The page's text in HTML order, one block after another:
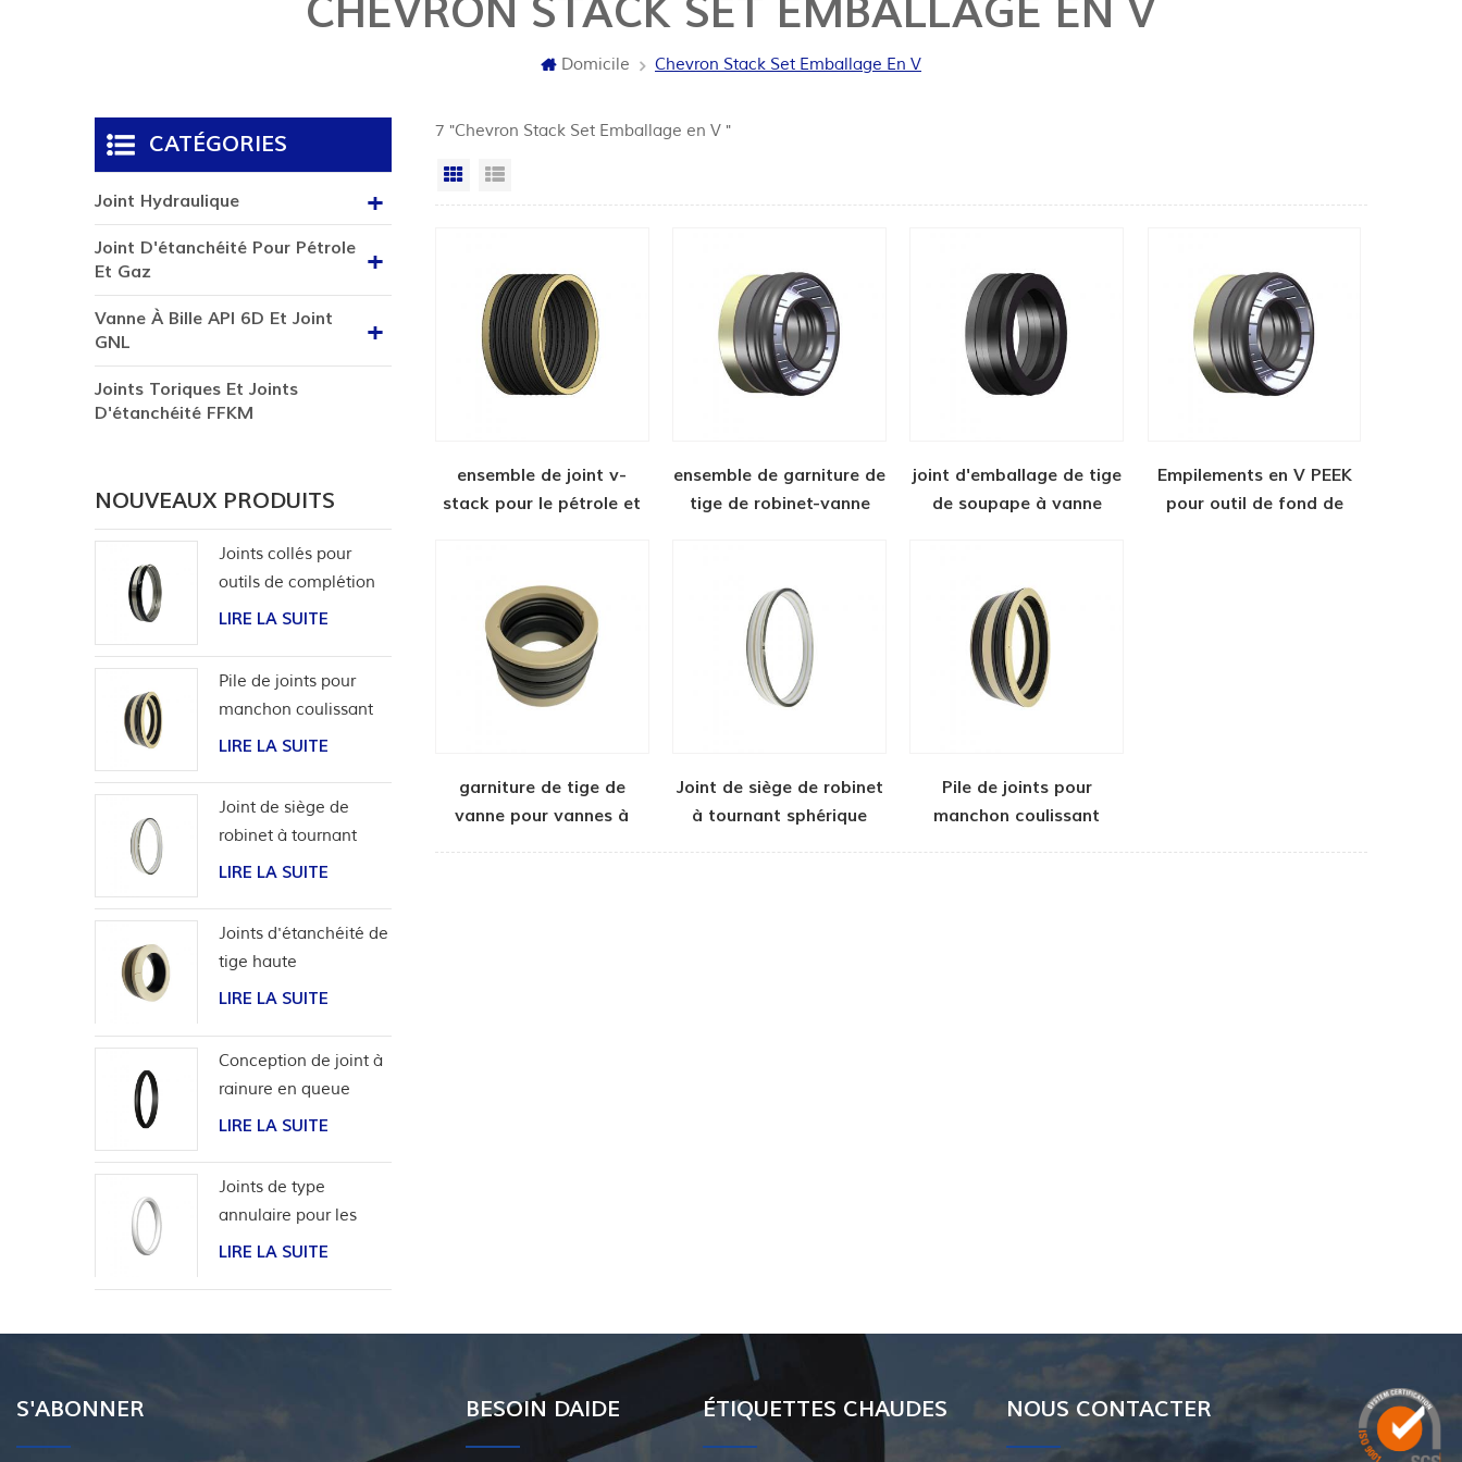
CHEVRON STACK SET EMBALLAGE EN V
Domicile Chevron Stack Set Emballage En V
7 "Chevron Stack Set Emballage en V "
Grille
ensemble de joint v-
stack pour le pétrole et
ensemble de garniture de
tige de robinet-vanne
joint d'emballage de tige
de soupape à vanne
Empilements en V PEEK
pour outil de fond de
garniture de tige de
vanne pour vannes à
Joint de siège de robinet
à tournant sphérique
Pile de joints pour
manchon coulissant
CATÉGORIES
Joint Hydraulique
Joint D'étanchéité Pour Pétrole
Et Gaz
Vanne À Bille API 6D Et Joint
GNL
Joints Toriques Et Joints
D'étanchéité FFKM
NOUVEAUX PRODUITS
Joints collés pour
outils de complétion
LIRE LA SUITE
Pile de joints pour
manchon coulissant
d'outils de puits
LIRE LA SUITE
Joint de siège de
robinet à tournant
sphérique haute
LIRE LA SUITE
Joints d'étanchéité de
tige haute
performance pour
LIRE LA SUITE
Conception de joint à
rainure en queue
d'aronde pour tubage
LIRE LA SUITE
Joints de type
annulaire pour les
tests de pression de
LIRE LA SUITE
S'ABONNER BESOIN DAIDE ÉTIQUETTES CHAUDES NOUS CONTACTER